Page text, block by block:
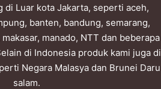
di Luar kota Jakarta, seperti aceh,
banten, bandung, semarang,
manado, NTT dan beberapa
di Indonesia produk kami juga di
Negara Malasya dan Brunei Daru
salam.